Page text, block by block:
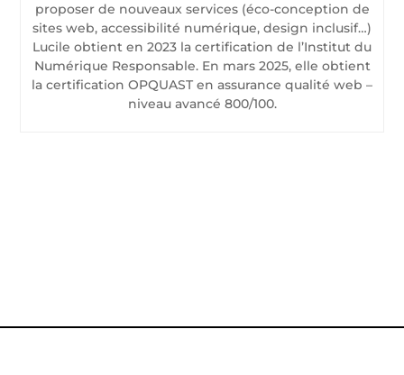
proposer de nouveaux services (éco-conception de
sites web, accessibilité numérique, design inclusif…)
Lucile obtient en 2023 la certification de l’Institut du
Numérique Responsable. En mars 2025, elle obtient
la certification OPQUAST en assurance qualité web –
niveau avancé 800/100.